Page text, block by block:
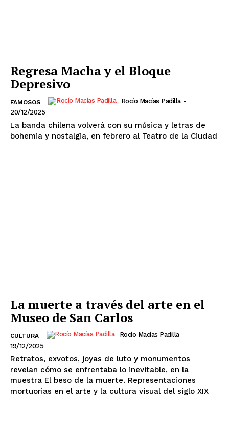
El Suplemento
Regresa Macha y el Bloque
Depresivo
FAMOSOS Rocío Macías Padilla -
20/12/2025
La banda chilena volverá con su música y letras de
bohemia y nostalgia, en febrero al Teatro de la Ciudad
La muerte a través del arte en el
Museo de San Carlos
CULTURA Rocío Macías Padilla -
19/12/2025
Retratos, exvotos, joyas de luto y monumentos
revelan cómo se enfrentaba lo inevitable, en la
muestra El beso de la muerte. Representaciones
mortuorias en el arte y la cultura visual del siglo XIX